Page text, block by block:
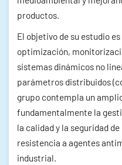
productos.
El objetivo de su estudio
optimización,
sistemas dinámicos no
parámetros distribuidos
grupo contempla un
fundamentalmente la
la calidad y la seguridad
resistencia a agentes
industrial.